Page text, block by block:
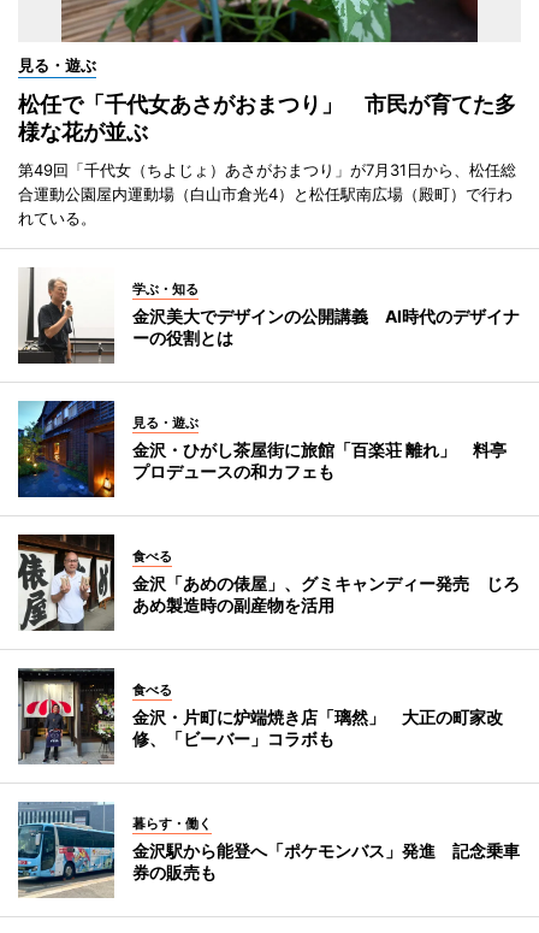
見る・遊ぶ
松任で「千代女あさがおまつり」 市民が育てた多
様な花が並ぶ
第49回「千代女（ちよじょ）あさがおまつり」が7月31日から、松任総
合運動公園屋内運動場（白山市倉光4）と松任駅南広場（殿町）で行わ
れている。
学ぶ・知る
金沢美大でデザインの公開講義 AI時代のデザイナ
ーの役割とは
見る・遊ぶ
金沢・ひがし茶屋街に旅館「百楽荘 離れ」 料亭
プロデュースの和カフェも
食べる
金沢「あめの俵屋」、グミキャンディー発売 じろ
あめ製造時の副産物を活用
食べる
金沢・片町に炉端焼き店「璃然」 大正の町家改
修、「ビーバー」コラボも
暮らす・働く
金沢駅から能登へ「ポケモンバス」発進 記念乗車
券の販売も